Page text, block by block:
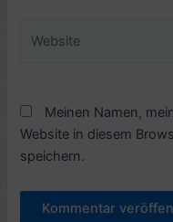
Meinen Namen,
Website in diesem
speichern.